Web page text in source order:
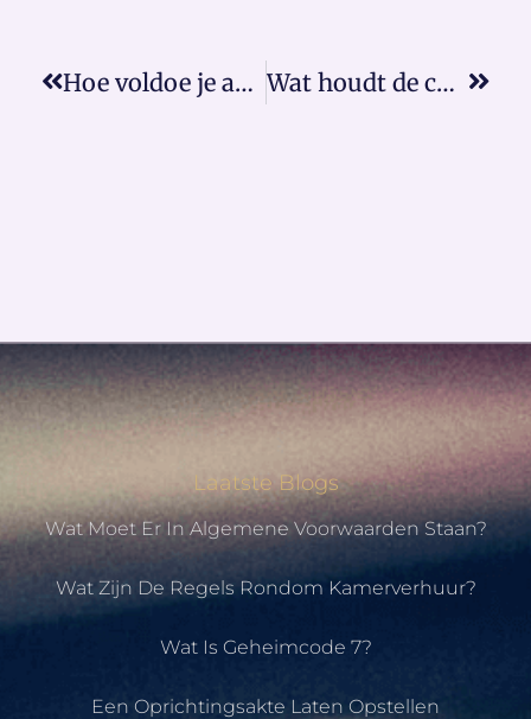
Hoe voldoe je aan de AVG? Wat houdt de cookiewet in?
Laatste Blogs
Wat Moet Er In Algemene Voorwaarden Staan?
Wat Zijn De Regels Rondom Kamerverhuur?
Wat Is Geheimcode 7?
Een Oprichtingsakte Laten Opstellen